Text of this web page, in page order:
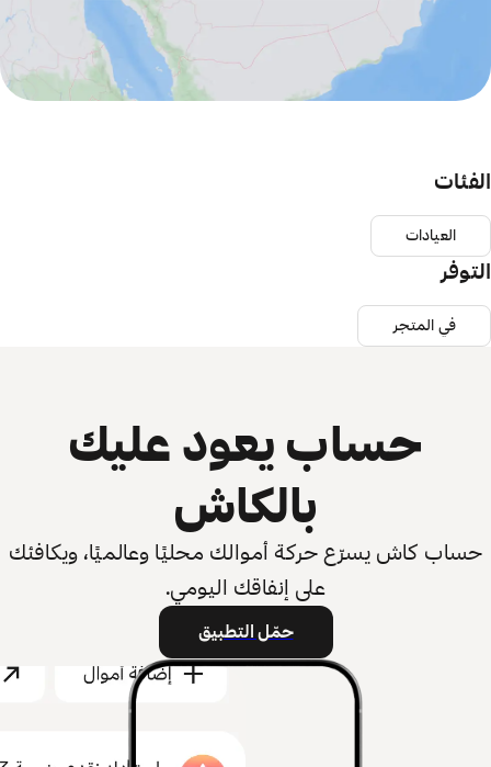
الفئات
العيادات
التوفر
في المتجر
حساب يعود عليك
بالكاش
حساب كاش يسرّع حركة أموالك محليًا وعالميًا، ويكافئك
على إنفاقك اليومي.
حمّل التطبيق